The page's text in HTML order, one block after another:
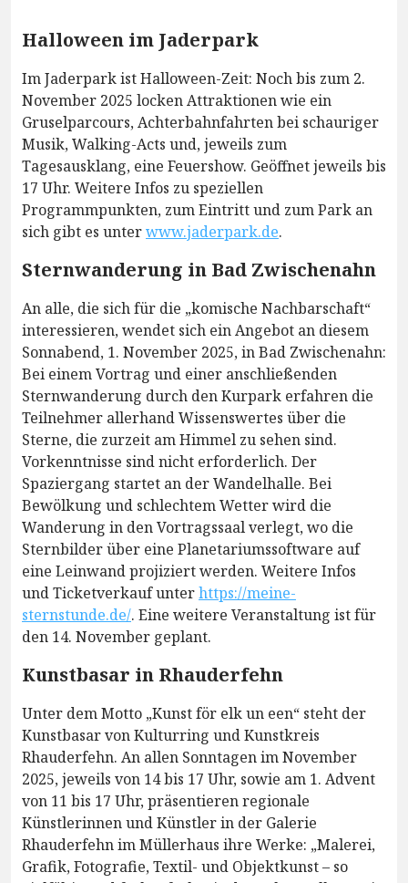
Halloween im Jaderpark
Im Jaderpark ist Halloween-Zeit: Noch bis zum 2.
November 2025 locken Attraktionen wie ein
Gruselparcours, Achterbahnfahrten bei schauriger
Musik, Walking-Acts und, jeweils zum
Tagesausklang, eine Feuershow. Geöffnet jeweils bis
17 Uhr. Weitere Infos zu speziellen
Programmpunkten, zum Eintritt und zum Park an
sich gibt es unterwww.jaderpark.de.
Sternwanderung in Bad Zwischenahn
An alle, die sich für die „komische Nachbarschaft“
interessieren, wendet sich ein Angebot an diesem
Sonnabend, 1. November 2025, in Bad Zwischenahn:
Bei einem Vortrag und einer anschließenden
Sternwanderung durch den Kurpark erfahren die
Teilnehmer allerhand Wissenswertes über die
Sterne, die zurzeit am Himmel zu sehen sind.
Vorkenntnisse sind nicht erforderlich. Der
Spaziergang startet an der Wandelhalle. Bei
Bewölkung und schlechtem Wetter wird die
Wanderung in den Vortragssaal verlegt, wo die
Sternbilder über eine Planetariumssoftware auf
eine Leinwand projiziert werden. Weitere Infos
und Ticketverkauf unterhttps://meine-
sternstunde.de/. Eine weitere Veranstaltung ist für
den 14. November geplant.
Kunstbasar in Rhauderfehn
Unter dem Motto „Kunst för elk un een“ steht der
Kunstbasar von Kulturring und Kunstkreis
Rhauderfehn. An allen Sonntagen im November
2025, jeweils von 14 bis 17 Uhr, sowie am 1. Advent
von 11 bis 17 Uhr, präsentieren regionale
Künstlerinnen und Künstler in der Galerie
Rhauderfehn im Müllerhaus ihre Werke: „Malerei,
Grafik, Fotografie, Textil- und Objektkunst – so